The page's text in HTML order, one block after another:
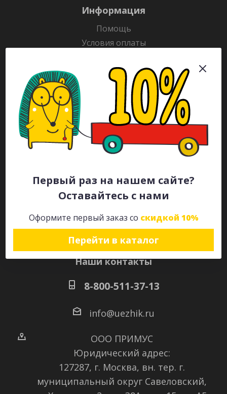
Первый раз на нашем сайте?
Оставайтесь с нами
Оформите первый заказ со скидкой 10%
Перейти в каталог
Информация
Помощь
Условия оплаты
Гарантия на товар
Раскраски
Рекламодателям
Каталог
Будьте всегда в курсе!
Наши контакты
8-800-511-37-13
info@uezhik.ru
ООО ПРИМУС
Юридический адрес:
127287, г. Москва, вн. тер. г.
муниципальный округ Савеловский,